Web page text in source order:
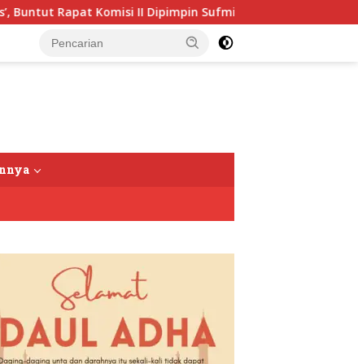
Rapat Komisi II Dipimpin Sufmi Dasco Ahmad